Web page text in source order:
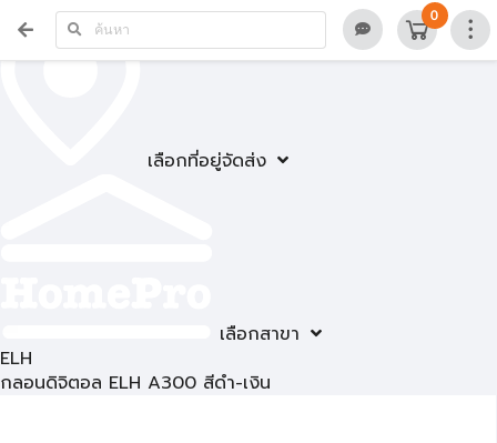
เลือกที่อยู่จัดส่ง
เลือกสาขา
0
ELH
กลอนดิจิตอล ELH A300 สีดำ-เงิน